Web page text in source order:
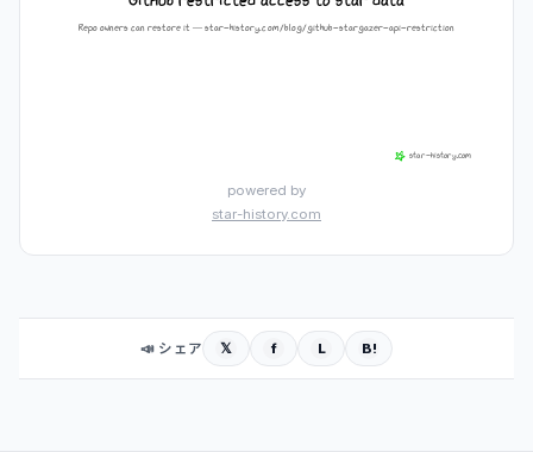
powered by
star-history.com
📣 シェア 𝕏 f L B!